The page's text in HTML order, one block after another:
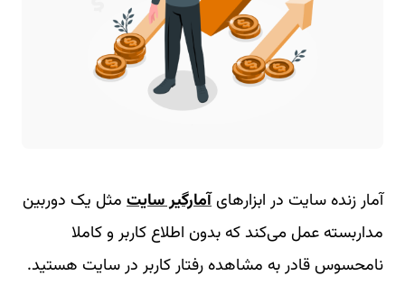
آمار زنده سایت در ابزارهایآمارگیر سایت مثل یک دوربین
مداربسته عمل می‌کند که بدون اطلاع کاربر و کاملا
نامحسوس قادر به مشاهده رفتار کاربر در سایت هستید.